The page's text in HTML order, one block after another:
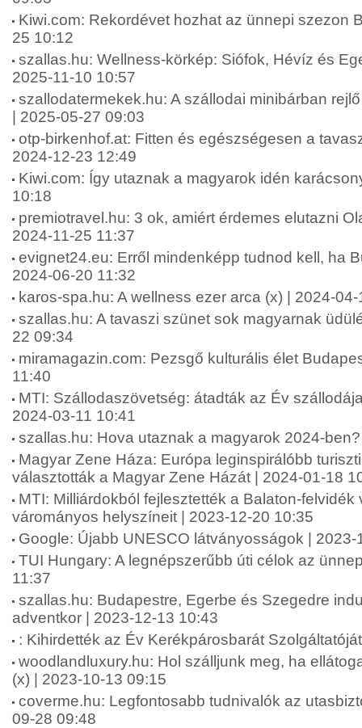
Kiwi.com: Rekordévet hozhat az ünnepi szezon
25 10:12
szallas.hu: Wellness-körkép: Siófok, Hévíz és
2025-11-10 10:57
szallodatermekek.hu: A szállodai minibárban
| 2025-05-27 09:03
otp-birkenhof.at: Fitten és egészségesen a
2024-12-23 12:49
Kiwi.com: Így utaznak a magyarok idén
10:18
premiotravel.hu: 3 ok, amiért érdemes elutazni
2024-11-25 11:37
evignet24.eu: Erről mindenképp tudnod kell, ha
2024-06-20 11:32
karos-spa.hu: A wellness ezer arca (x) | 2024-04-
szallas.hu: A tavaszi szünet sok magyarnak
22 09:34
miramagazin.com: Pezsgő kulturális élet
11:40
MTI: Szállodaszövetség: átadták az Év
2024-03-11 10:41
szallas.hu: Hova utaznak a magyarok 2024-
Magyar Zene Háza: Európa leginspirálóbb
választották a Magyar Zene Házát | 2024-01-18
MTI: Milliárdokból fejlesztették a Balaton-felvidék
várományos helyszíneit | 2023-12-20 10:35
Google: Újabb UNESCO látványosságok | 2023-
TUI Hungary: A legnépszerűbb úti célok az
11:37
szallas.hu: Budapestre, Egerbe és Szegedre
adventkor | 2023-12-13 10:43
: Kihirdették az Év Kerékpárosbarát
woodlandluxury.hu: Hol szálljunk meg, ha
(x) | 2023-10-13 09:15
coverme.hu: Legfontosabb tudnivalók az
09-28 09:48